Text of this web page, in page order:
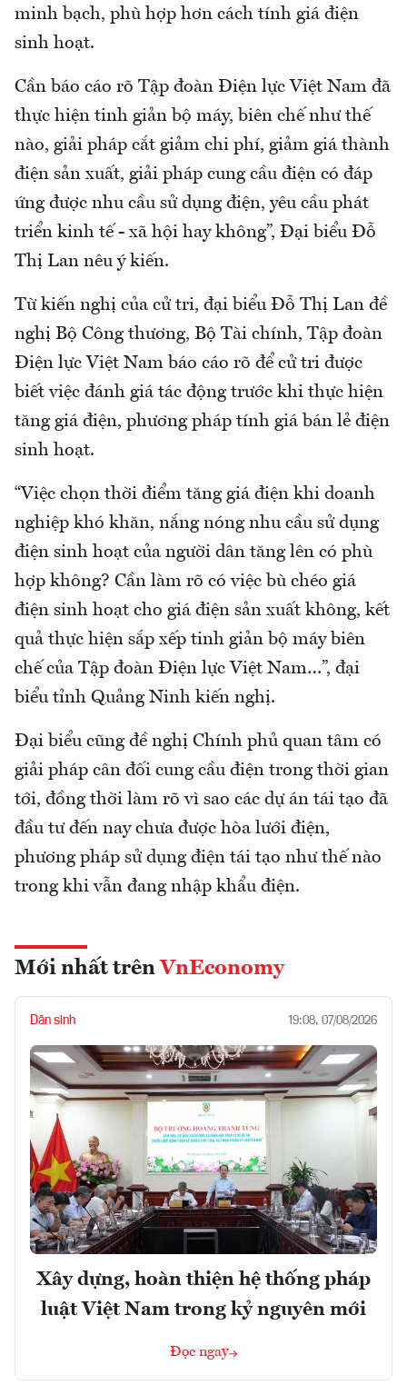
minh bạch, phù hợp hơn cách tính giá điện
sinh hoạt.
Cần báo cáo rõ Tập đoàn Điện lực Việt Nam đã
thực hiện tinh giản bộ máy, biên chế như thế
nào, giải pháp cắt giảm chi phí, giảm giá thành
điện sản xuất, giải pháp cung cầu điện có đáp
ứng được nhu cầu sử dụng điện, yêu cầu phát
triển kinh tế - xã hội hay không”, Đại biểu Đỗ
Thị Lan nêu ý kiến.
Từ kiến nghị của cử tri, đại biểu Đỗ Thị Lan đề
nghị Bộ Công thương, Bộ Tài chính, Tập đoàn
Điện lực Việt Nam báo cáo rõ để cử tri được
biết việc đánh giá tác động trước khi thực hiện
tăng giá điện, phương pháp tính giá bán lẻ điện
sinh hoạt.
“Việc chọn thời điểm tăng giá điện khi doanh
nghiệp khó khăn, nắng nóng nhu cầu sử dụng
điện sinh hoạt của người dân tăng lên có phù
hợp không? Cần làm rõ có việc bù chéo giá
điện sinh hoạt cho giá điện sản xuất không, kết
quả thực hiện sắp xếp tinh giản bộ máy biên
chế của Tập đoàn Điện lực Việt Nam…”, đại
biểu tỉnh Quảng Ninh kiến nghị.
Đại biểu cũng đề nghị Chính phủ quan tâm có
giải pháp cân đối cung cầu điện trong thời gian
tới, đồng thời làm rõ vì sao các dự án tái tạo đã
đầu tư đến nay chưa được hòa lưới điện,
phương pháp sử dụng điện tái tạo như thế nào
trong khi vẫn đang nhập khẩu điện.
Mới nhất trên VnEconomy
Dân sinh 19:08, 07/08/2026
Xây dựng, hoàn thiện hệ thống pháp
luật Việt Nam trong kỷ nguyên mới
Đọc ngay